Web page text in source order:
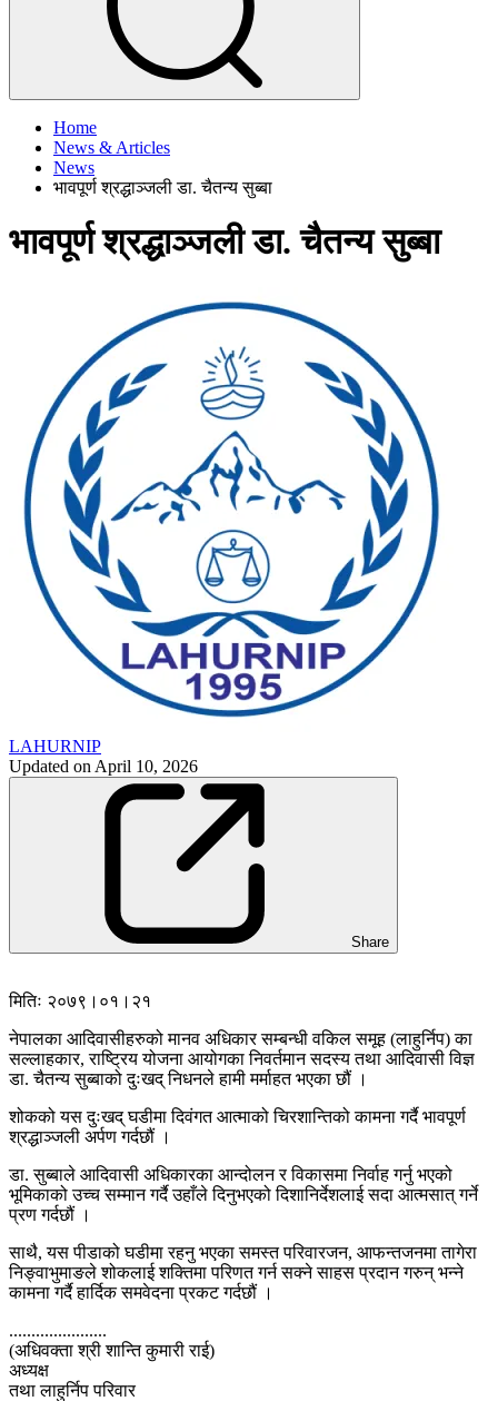
Home
News & Articles
News
भावपूर्ण श्रद्धाञ्जली डा. चैतन्य सुब्बा
भावपूर्ण श्रद्धाञ्जली डा. चैतन्य सुब्बा
LAHURNIP
Updated on April 10, 2026
Share
मितिः २०७९।०१।२१
नेपालका आदिवासीहरुको मानव अधिकार सम्बन्धी वकिल समूह (लाहुर्निप) का
सल्लाहकार, राष्ट्रिय योजना आयोगका निवर्तमान सदस्य तथा आदिवासी विज्ञ
डा. चैतन्य सुब्बाको दुःखद् निधनले हामी मर्माहत भएका छौं ।
शोकको यस दुःखद् घडीमा दिवंगत आत्माको चिरशान्तिको कामना गर्दै भावपूर्ण
श्रद्धाञ्जली अर्पण गर्दछौं ।
डा. सुब्बाले आदिवासी अधिकारका आन्दोलन र विकासमा निर्वाह गर्नु भएको
भूमिकाको उच्च सम्मान गर्दै उहाँले दिनुभएको दिशानिर्देशलाई सदा आत्मसात् गर्ने
प्रण गर्दछौं ।
साथै, यस पीडाको घडीमा रहनु भएका समस्त परिवारजन, आफन्तजनमा तागेरा
निङ्वाभुमाङले शोकलाई शक्तिमा परिणत गर्न सक्ने साहस प्रदान गरुन् भन्ने
कामना गर्दै हार्दिक समवेदना प्रकट गर्दछौं ।
......................
(अधिवक्ता श्री शान्ति कुमारी राई)
अध्यक्ष
तथा लाहुर्निप परिवार